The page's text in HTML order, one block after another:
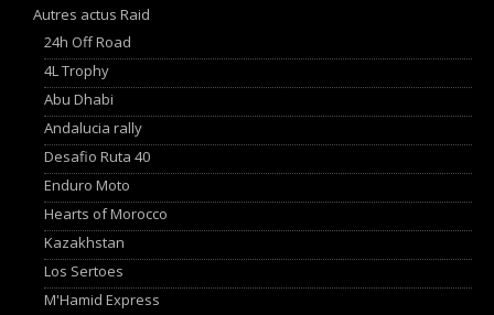
Autres actus Raid
24h Off Road
4L Trophy
Abu Dhabi
Andalucia rally
Desafio Ruta 40
Enduro Moto
Hearts of Morocco
Kazakhstan
Los Sertoes
M'Hamid Express